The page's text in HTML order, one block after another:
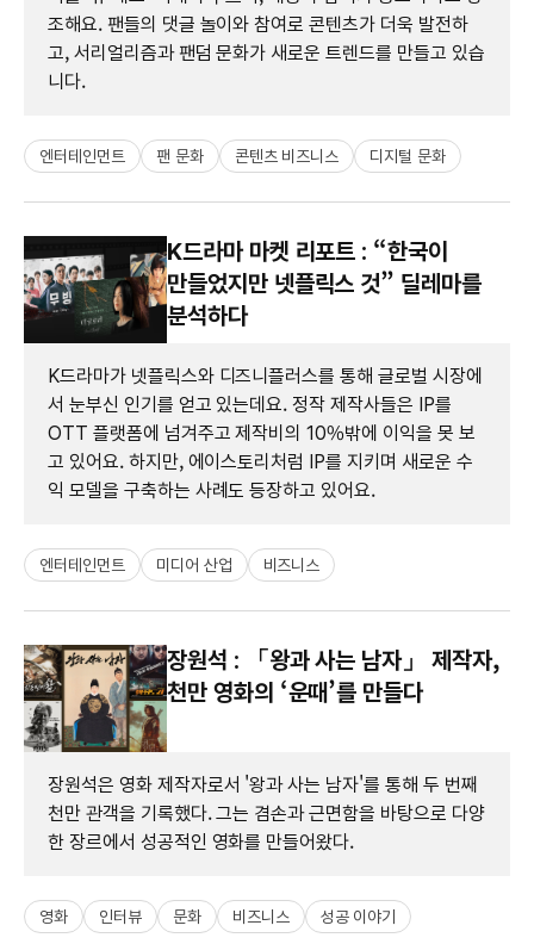
조해요. 팬들의 댓글 놀이와 참여로 콘텐츠가 더욱 발전하
고, 서리얼리즘과 팬덤 문화가 새로운 트렌드를 만들고 있습
니다.
엔터테인먼트 팬 문화 콘텐츠 비즈니스 디지털 문화
K드라마 마켓 리포트 : “한국이
만들었지만 넷플릭스 것” 딜레마를
분석하다
K드라마가 넷플릭스와 디즈니플러스를 통해 글로벌 시장에
서 눈부신 인기를 얻고 있는데요. 정작 제작사들은 IP를
OTT 플랫폼에 넘겨주고 제작비의 10%밖에 이익을 못 보
고 있어요. 하지만, 에이스토리처럼 IP를 지키며 새로운 수
익 모델을 구축하는 사례도 등장하고 있어요.
엔터테인먼트 미디어 산업 비즈니스
장원석 : 「왕과 사는 남자」 제작자,
천만 영화의 ‘운때’를 만들다
장원석은 영화 제작자로서 '왕과 사는 남자'를 통해 두 번째
천만 관객을 기록했다. 그는 겸손과 근면함을 바탕으로 다양
한 장르에서 성공적인 영화를 만들어왔다.
영화 인터뷰 문화 비즈니스 성공 이야기